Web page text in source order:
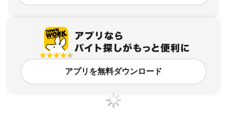
アプリを無料ダウンロード